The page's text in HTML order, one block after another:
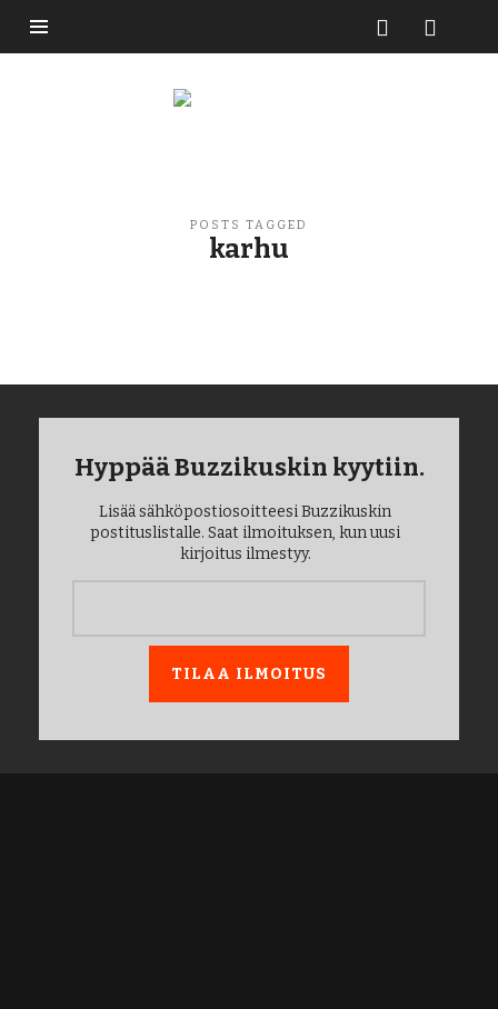
Buzzikuski
POSTS TAGGED
karhu
Hyppää Buzzikuskin kyytiin.
Lisää sähköpostiosoitteesi Buzzikuskin
postituslistalle. Saat ilmoituksen, kun uusi
kirjoitus ilmestyy.